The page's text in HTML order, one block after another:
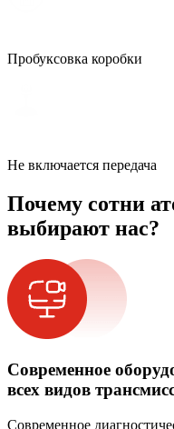
Пробуксовка коробки
Не включается передача
Почему сотни
выбирают нас?
Современное
всех видов
Современное